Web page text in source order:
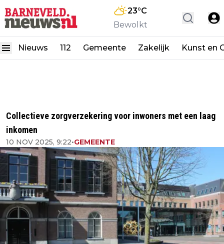
23°C
Bewolkt
Nieuws 112 Gemeente Zakelijk Kunst en
Collectieve zorgverzekering voor inwoners met een laag
inkomen
10 NOV 2025, 9:22•GEMEENTE